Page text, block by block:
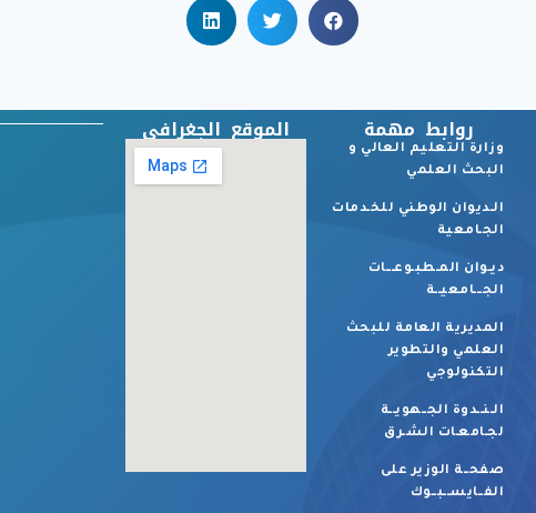
روابط مهمة
وزارة التعليم العالي و
البحث العلمي
الـديوان الوطني للخـدمات
الجـامعية
ديـوان المـطبـوعـــات
الجـــامعيــة
المديرية العامة للبحث
العلمي والتطوير
التكنولوجي
الـنــدوة الجــهويــة
لجـامعـات الشـرق
صفحــة الوزير على
الفــايســبــوك
الموقع الجغرافي